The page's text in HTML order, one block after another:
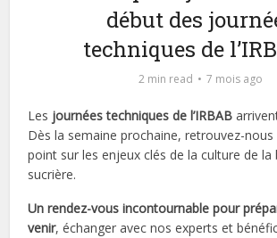
début des
techniques de
2 min read 7 mois ago
Les journées techniques de l’IRBAB
Dès la semaine prochaine, retrouvez-
point sur les enjeux clés de la culture de la
sucrière.
Un rendez-vous incontournable pour
venir, échanger avec nos experts et